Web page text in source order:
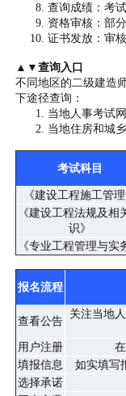
查询成绩：考
资格审核：部
证书发放：审
▲▼查询入口
不同地区的二级建造
下途径查询：
当地人事考试网
当地住房和城
考试科目
《建设工程施工管理
《建设工程法规及相
识》
《专业工程管理与实
报名流程
查看公告
关注当地
用户注册
填报信息
如实填写
选择承诺